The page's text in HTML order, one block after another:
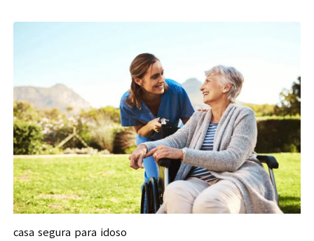
casa segura para idoso